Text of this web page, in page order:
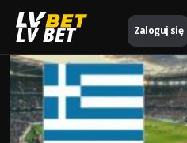
LV BET Zaloguj się